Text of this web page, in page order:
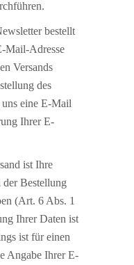
bestellt
Mail-Adresse
Versands
des
eine E-Mail
Ihrer E-
ist Ihre
Bestellung
(Art. 6 Abs. 1
Ihrer Daten ist
ist für einen
Angabe Ihrer E-